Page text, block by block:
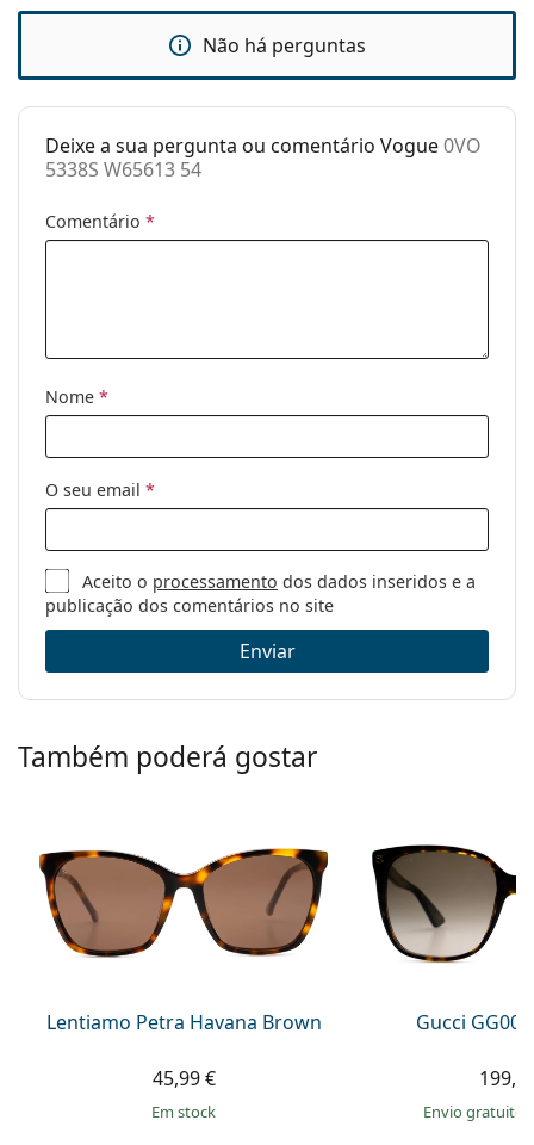
Pano de
Sim
Outros
Categoria:
Óculos de sol
Uso:
Moda
Não há perguntas
Deixe a sua pergunta ou comentário Vogue0VO
5338S W65613 54
Comentário *
Nome *
O seu email *
Aceito o processamento dos dados inseridos e a
publicação dos comentários no site
Enviar
Também poderá gostar
Lentiamo Petra Havana Brown
45,99 €
em stock
Gucci
Envio gratuito